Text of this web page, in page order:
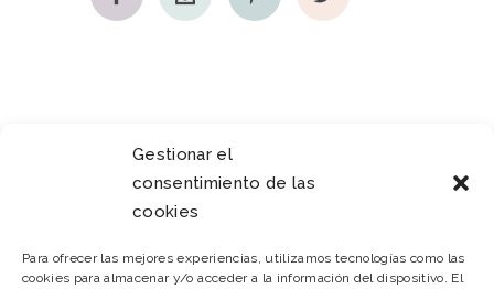
Gestionar el
consentimiento de las
cookies
Para ofrecer las mejores experiencias, utilizamos tecnologías como las
cookies para almacenar y/o acceder a la información del dispositivo. El
It seams that you haven't connected